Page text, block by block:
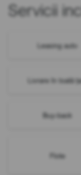
Servicii
Leasing auto
Livrare în toată
Buy-back
Flote